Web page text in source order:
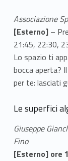
Associazione
[Esterno] –
21:45, 22:30,
Lo spazio ti
bocca aperta?
per te: lasciati
Le superfici
Giuseppe
Fino
[Esterno] ore